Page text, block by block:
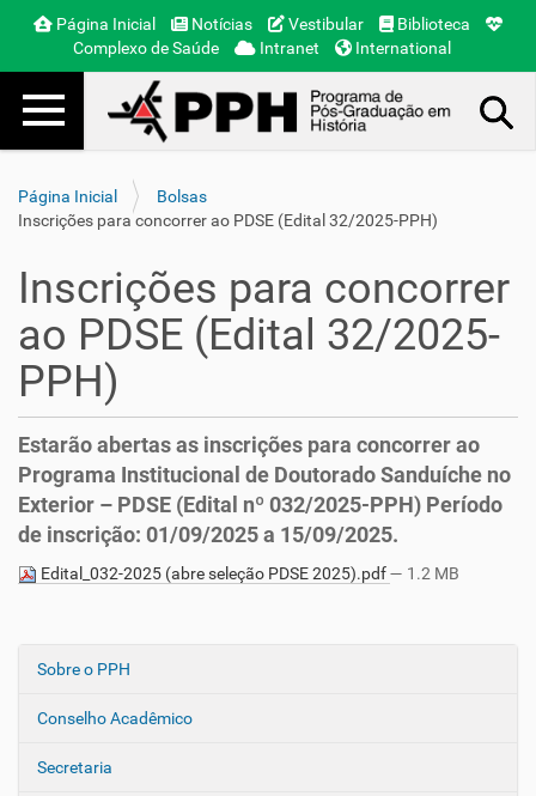
Página Inicial Notícias Vestibular
Biblioteca
Complexo de Saúde
Intranet International
Toggle navigation
Página Inicial
Bolsas
Inscrições para concorrer ao PDSE (Edital 32/2025-PPH)
N
e
Sobre o PPH
Conselho Acadêmico
Secretaria
Inscrições para concorrer
ao PDSE (Edital 32/2025-
PPH)
Estarão abertas as inscrições para concorrer ao
Programa Institucional de Doutorado Sanduíche no
Exterior – PDSE (Edital nº 032/2025-PPH) Período
de inscrição: 01/09/2025 a 15/09/2025.
Edital_032-2025 (abre seleção PDSE 2025).pdf— 1.2 MB